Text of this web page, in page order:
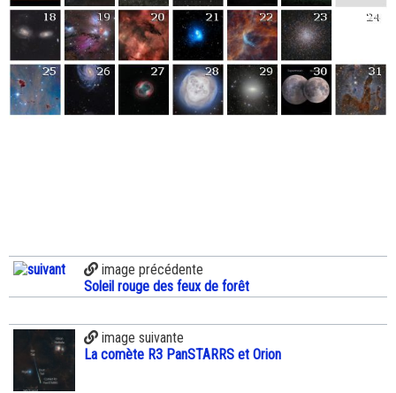
image précédente
Soleil rouge des feux de forêt
image suivante
La comète R3 PanSTARRS et Orion